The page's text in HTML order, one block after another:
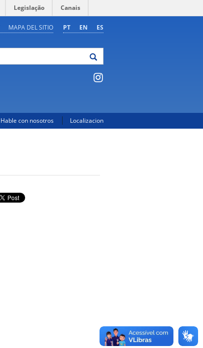
Legislação Canais
PT EN ES
MAPA DEL SITIO
Hable con nosotros Localizacion